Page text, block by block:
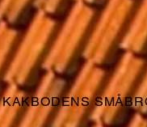
KAKBODENS